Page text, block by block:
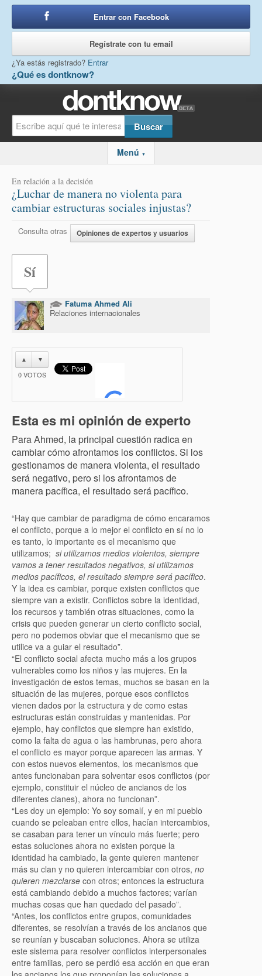
¿Qué es dontknow?
Entrar con Facebook
Regístrate con tu email
¿Ya estás registrado? Entrar
Menú ▼
En relación a la decisión
¿Luchar de manera no violenta para
cambiar estructuras sociales injustas?
Consulta otras Opiniones de expertos y usuarios
Sí
Fatuma Ahmed Ali
Relaciones internacionales
▲ ▼
0VOTOS
Esta es mi opinión de experto
Para Ahmed, la principal cuestión radica en
cambiar cómo afrontamos los conflictos. Si los
gestionamos de manera violenta, el resultado
será negativo, pero si los afrontamos de
manera pacífica, el resultado será pacífico.
“Hay que cambiar de paradigma de cómo encaramos
el conflicto, porque a lo mejor el conflicto en sí no lo
es tanto, lo importante es el mecanismo que
utilizamos; si utilizamos medios violentos, siempre
vamos a tener resultados negativos, si utilizamos
medios pacíficos, el resultado siempre será pacífico.
Y la idea es cambiar, porque existen conflictos que
siempre van a existir. Conflictos sobre la identidad,
los recursos y también otras situaciones, como la
crisis que pueden generar un cierto conflicto social,
pero no podemos obviar que el mecanismo que se
utilice va a guiar el resultado”.
“El conflicto social afecta mucho más a los grupos
vulnerables como los niños y las mujeres. En la
investigación de estos temas, muchos se basan en la
situación de las mujeres, porque esos conflictos
vienen dados por la estructura y de como estas
estructuras están construidas y mantenidas. Por
ejemplo, hay conflictos que siempre han existido,
como la falta de agua o las hambrunas, pero ahora
el conflicto es mayor porque aparecen las armas. Y
con estos nuevos elementos, los mecanismos que
antes funcionaban para solventar esos conflictos (por
ejemplo, constituir el núcleo de ancianos de los
diferentes clanes), ahora no funcionan”.
“Les doy un ejemplo: Yo soy somalí, y en mi pueblo
cuando se peleaban entre ellos, hacían intercambios,
se casaban para tener un vínculo más fuerte; pero
estas soluciones ahora no existen porque la
identidad ha cambiado, la gente quieren mantener
más su clan y no quieren intercambiar con otros, no
quieren mezclarse con otros; entonces la estructura
está cambiando debido a muchos factores; varían
muchas cosas que han quedado del pasado”.
“Antes, los conflictos entre grupos, comunidades
diferentes, se resolvían a través de los ancianos que
se reunían y buscaban soluciones. Ahora se utiliza
este sistema para resolver conflictos interpersonales
entre familias, pero se perdió esa acción en que eran